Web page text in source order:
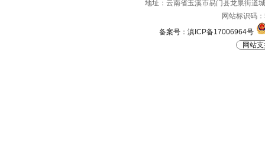
地址：云南省玉溪市易门县龙泉街
网站标识码
备案号：滇ICP备17006964号
网站